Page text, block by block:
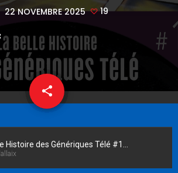
22 NOVEMBRE 2025 19
share
email
des Génériques Télé #170 - La Tulipe noire